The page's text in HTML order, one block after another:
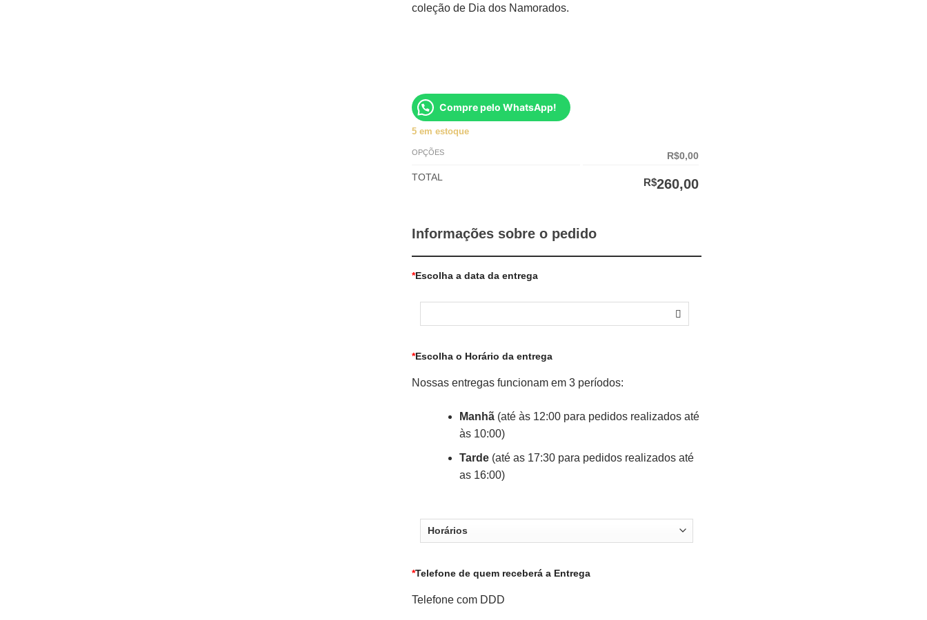
coleção de Dia dos Namorados.
Compre pelo WhatsApp!
5 em estoque
OPÇÕES R$0,00
TOTAL R$260,00
Informações sobre o pedido
*Escolha a data da entrega
*Escolha o Horário da entrega
Nossas entregas funcionam em 3 períodos:
Manhã(até às 12:00 para pedidos realizados até
às 10:00)
Tarde(até as 17:30 para pedidos realizados até
as 16:00)
*Telefone de quem receberá a Entrega
Telefone com DDD